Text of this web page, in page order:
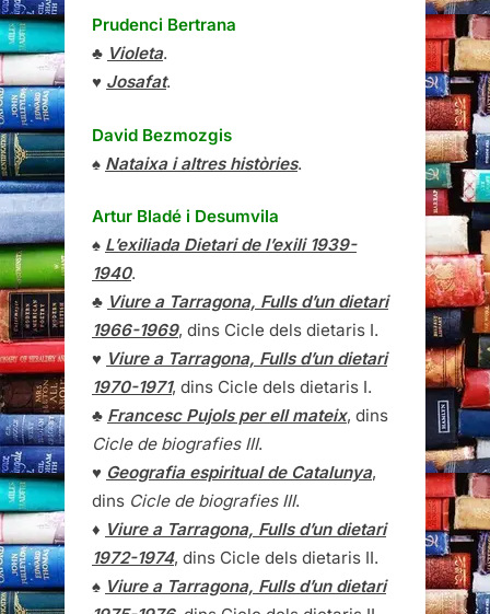
Prudenci Bertrana
♣ Violeta.
♥ Josafat.
David Bezmozgis
♠ Nataixa i altres històries.
Artur Bladé i Desumvila
♠ L’exiliada Dietari de l’exili 1939-
1940.
♣ Viure a Tarragona, Fulls d’un dietari
1966-1969, dins Cicle dels dietaris I.
♥ Viure a Tarragona, Fulls d’un dietari
1970-1971, dins Cicle dels dietaris I.
♣ Francesc Pujols per ell mateix, dins
Cicle de biografies III.
♥ Geografia espiritual de Catalunya,
dins Cicle de biografies III.
♦ Viure a Tarragona, Fulls d’un dietari
1972-1974, dins Cicle dels dietaris II.
♠ Viure a Tarragona, Fulls d’un dietari